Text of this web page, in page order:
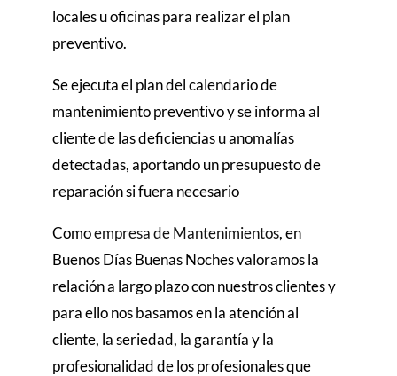
locales u oficinas para realizar el plan
preventivo.
Se ejecuta el plan del calendario de
mantenimiento preventivo y se informa al
cliente de las deficiencias u anomalías
detectadas, aportando un presupuesto de
reparación si fuera necesario
Comoempresa de Mantenimientos, en
Buenos Días Buenas Noches valoramos la
relación a largo plazo con nuestros clientes y
para ello nos basamos en la atención al
cliente, la seriedad, la garantía y la
profesionalidad de los profesionales que